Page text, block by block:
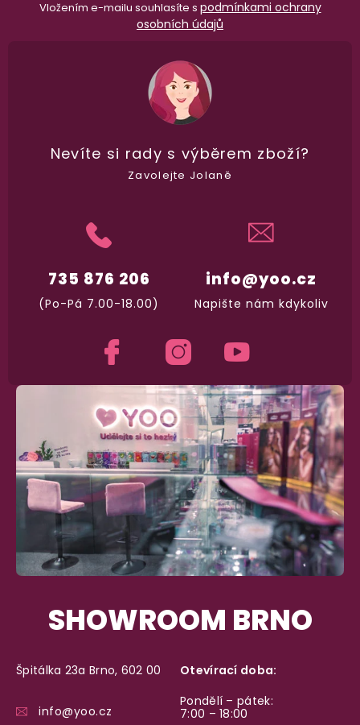
100% diskrétní balení
vypadá balíček.
Dodání do 2. dne
Na rychlosti záleží! Vše důležité máme
a okamžitě odesíláme.
Garance vrácení peněz
Máte
Vložením e-mailu souhlasíte s podmínkami ochrany
osobních údajů
info@yoo.cz
Napište nám kdykoliv
735 876 206
(Po-Pá 7.00-18.00)
Nevíte si rady s výběrem zboží?
Zavolejte Jolaně
SHOWROOM BRNO
Špitálka 23a Brno, 602 00
info@yoo.cz
Otevírací doba:
Pondělí – pátek:
7:00 – 18:00